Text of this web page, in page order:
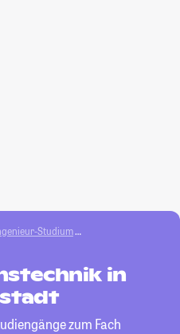
Studium
in
zum Fach